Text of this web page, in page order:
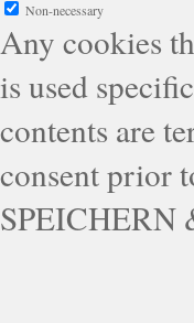
Non-necessary
Any cookies
is used
contents are
consent prior